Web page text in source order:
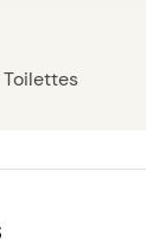
Toilettes